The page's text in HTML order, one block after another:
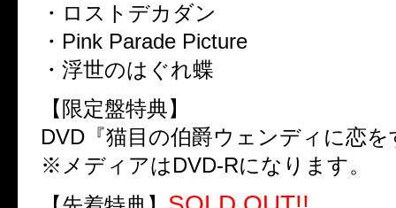
・ロストデカダン
・Pink Parade Picture
・浮世のはぐれ蝶
【限定盤特典】
DVD『猫目の伯爵ウェンディに恋を
※メディアはDVD-Rになります。